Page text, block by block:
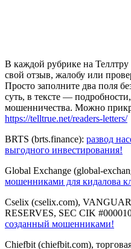
В каждой рубрике на Теллтру
свой отзыв, жалобу или
Просто заполните два поля
суть, в тексте —
мошенничества. Можно
https://telltrue.net/readers-letters/
BRTS (brts.finance): развод
выгодного инвестирования!
Global Exchange (global-
мошенниками для кидалова
Cselix (cselix.com),
RESERVES, SEC CIK
созданный мошенниками!
Chiefbit (chiefbit.com),